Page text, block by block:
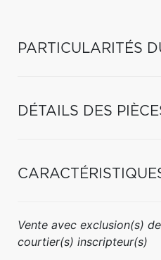
PARTICULARITÉS
DÉTAILS DES
Vente avec exclusion(s)
courtier(s) inscripteur(s)